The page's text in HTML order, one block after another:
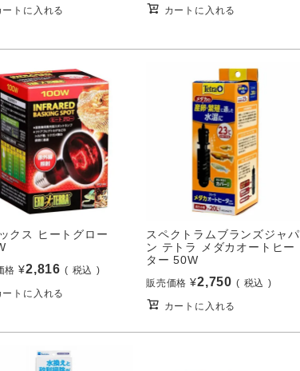
ートに入れる カートに入れる
クス ヒートグロー
格 ¥2,816 税込
ートに入れる
スペクトラムブランズジャパ
ン テトラ メダカオートヒー
ター 50W
販売価格 ¥2,750 税込
カートに入れる